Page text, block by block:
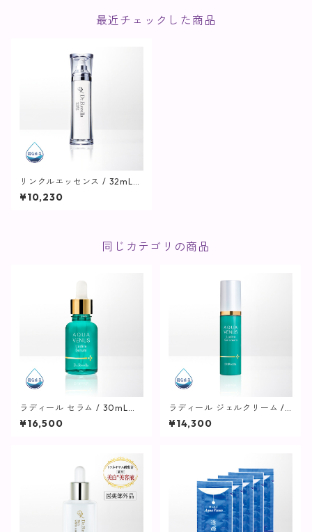
最近チェックした商品
リンクルエッセンス / 32mLリ
フィル+専用ボトル【美容液】
¥10,230
同じカテゴリの商品
ラディール セラム / 30mL
【美容液】
¥16,500
ラディール ジェルクリーム / 5
0g【美容クリーム】
¥14,300